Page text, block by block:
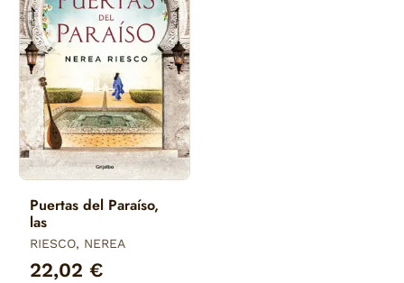
Puertas del Paraíso,
las
RIESCO, NEREA
22,02 €